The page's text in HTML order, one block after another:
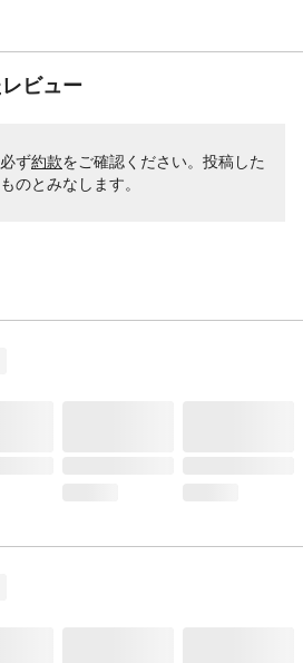
ビュー
ず約款をご確認ください。投稿した
のとみなします。